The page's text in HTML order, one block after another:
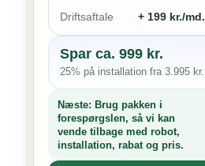
Driftsaftale
+ 199 kr./md.
Spar ca. 999 kr.
25% på installation fra 3.995 kr.
Næste: Brug pakken i
forespørgslen, så vi kan
vende tilbage med robot,
installation, rabat og pris.